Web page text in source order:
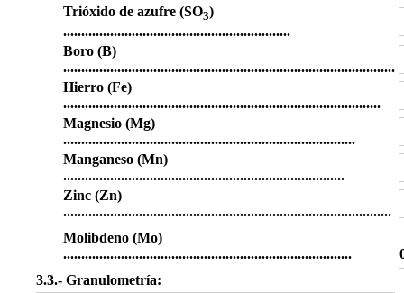
Trióxido de azufre (SO3)
...............................................................
Boro (B)
............................................................................................
Hierro (Fe)
........................................................................................
Magnesio (Mg)
.................................................................................
Manganeso (Mn)
..............................................................................
Zinc (Zn)
...........................................................................................
Molibdeno (Mo)
................................................................................
3.3.‐ Granulometría: